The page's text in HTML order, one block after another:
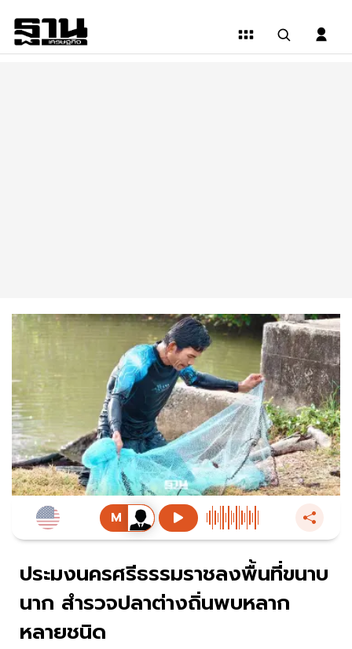
ประมงนครศรีธรรมราชลงพื้นที่ขนาบ
นาก สำรวจปลาต่างถิ่นพบหลาก
หลายชนิด